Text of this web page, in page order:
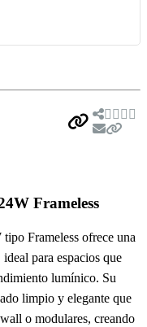
Frameless
Frameless ofrece una
para espacios que
lumínico. Su
limpio y elegante que
o modulares, creando